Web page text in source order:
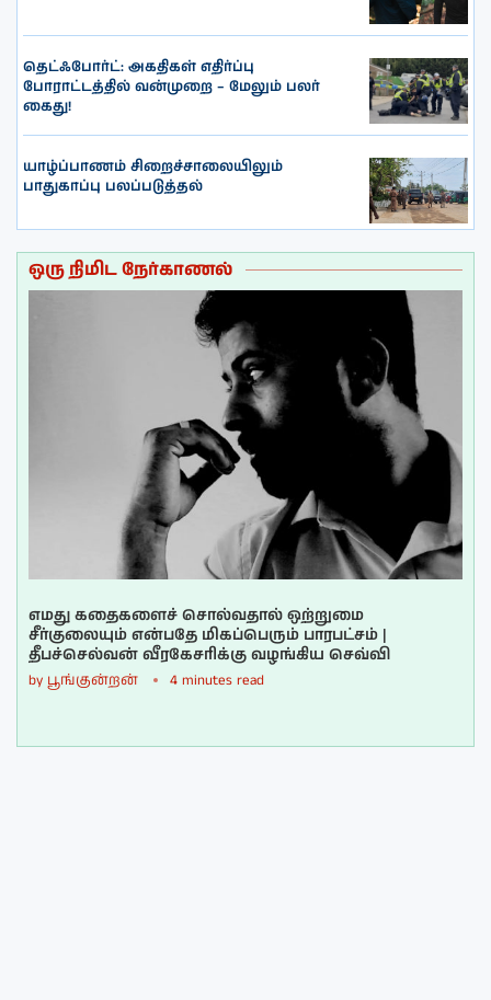
தெட்ஃபோர்ட்: அகதிகள் எதிர்ப்பு
போராட்டத்தில் வன்முறை – மேலும் பலர்
கைது!
யாழ்ப்பாணம் சிறைச்சாலையிலும்
பாதுகாப்பு பலப்படுத்தல்
ஒரு நிமிட நேர்காணல்
எமது கதைகளைச் சொல்வதால் ஒற்றுமை
சீர்குலையும் என்பதே மிகப்பெரும் பாரபட்சம் |
தீபச்செல்வன் வீரகேசரிக்கு வழங்கிய செவ்வி
by பூங்குன்றன் 4 minutes read